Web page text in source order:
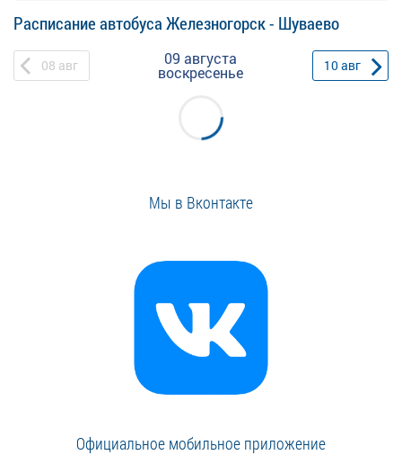
Расписание автобуса Железногорск - Шуваево
08 авг 09 августа
воскресенье 10авг
Мы в Вконтакте
Официальное мобильное приложение